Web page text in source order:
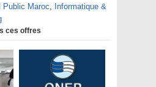
Public Maroc, Informatique &
ces offres